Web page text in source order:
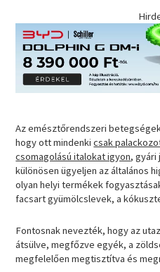
Az emésztőrendszeri
hogy ott mindenkicsak
csomagolású italokat igyon, gyári
különösen ügyeljen az általános
olyan helyi termékek
facsart gyümölcslevek, a
Fontosnak nevezték, hogy az
átsülve, megfőzve egyék, a
megfelelően megtisztítva és